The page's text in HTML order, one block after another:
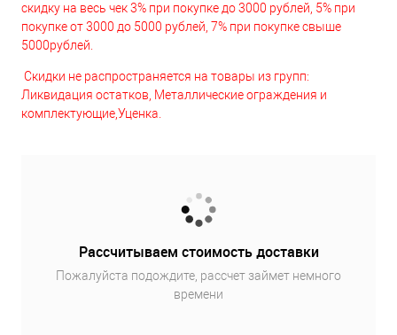
скидку на весь чек 3% при покупке до 3000 рублей, 5% при
покупке от 3000 до 5000 рублей, 7% при покупке свыше
5000рублей.
Скидки не распространяется на товары из групп:
Ликвидация остатков, Металлические ограждения и
комплектующие,Уценка.
Рассчитываем стоимость доставки
Пожалуйста подождите, рассчет займет немного
времени